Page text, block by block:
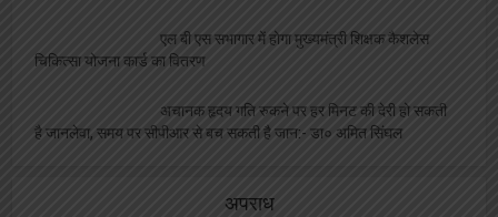
एल बी एस सभागार में होगा मुख्यमंत्री शिक्षक कैशलेस
चिकित्सा योजना कार्ड का वितरण
अचानक हृदय गति रुकने पर हर मिनट की देरी हो सकती
है जानलेवा, समय पर सीपीआर से बच सकती है जान:- डा० अमित सिंघल
अपराध